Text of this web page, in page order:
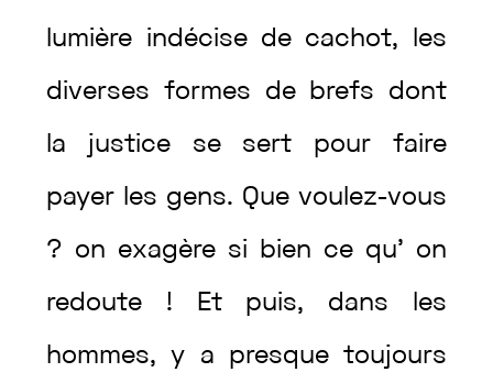
lumière indécise de cachot, les
diverses formes de brefs dont
la justice se sert pour faire
payer les gens. Que voulez-vous
? on exagère si bien ce qu’ on
redoute ! Et puis, dans les
hommes,y a presque toujours